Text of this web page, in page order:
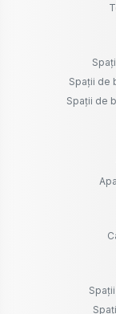
Spații de
Spații de